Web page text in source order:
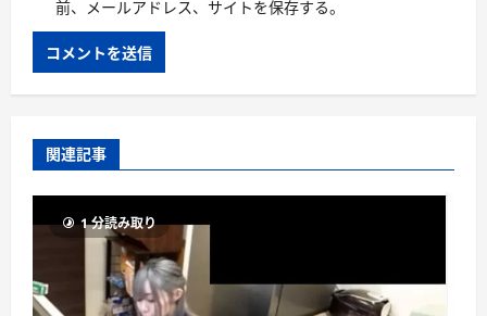
前、メールアドレス、サイトを保存する。
関連記事
1 分読み取り